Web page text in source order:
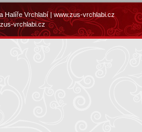
Halíře Vrchlabí |www.zus-vrchlabi.cz
vrchlabi.cz